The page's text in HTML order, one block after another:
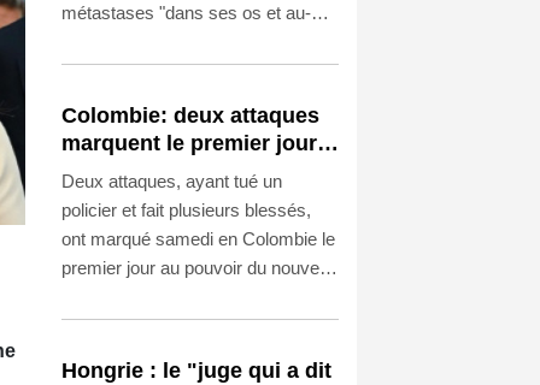
métastases "dans ses os et au-
dans un entretien à la BBC,
douloureuse" et "très invalidante".
Colombie: deux attaques
marquent le premier jour
du président de la
Espriella au pouvoir
Deux attaques, ayant tué un
policier et fait plusieurs blessés,
ont marqué samedi en Colombie le
premier jour au pouvoir du nouveau
qui a promis des mesures
Hongrie : le "juge qui a dit